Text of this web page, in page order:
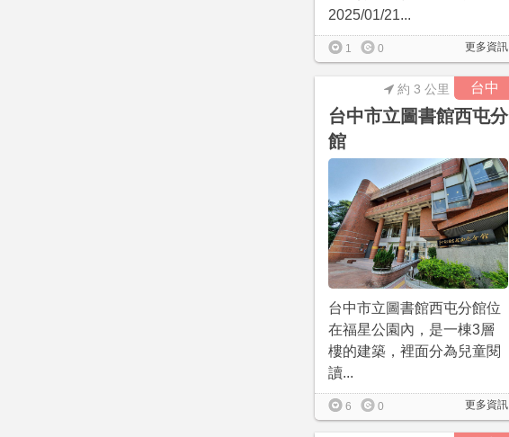
2025/01/21...
更多資訊
1 0
台中
台中市立圖書館西屯分
館
約 3 公里
台中市立圖書館西屯分館位
在福星公園內，是一棟3層
樓的建築，裡面分為兒童閱
讀...
更多資訊
6 0